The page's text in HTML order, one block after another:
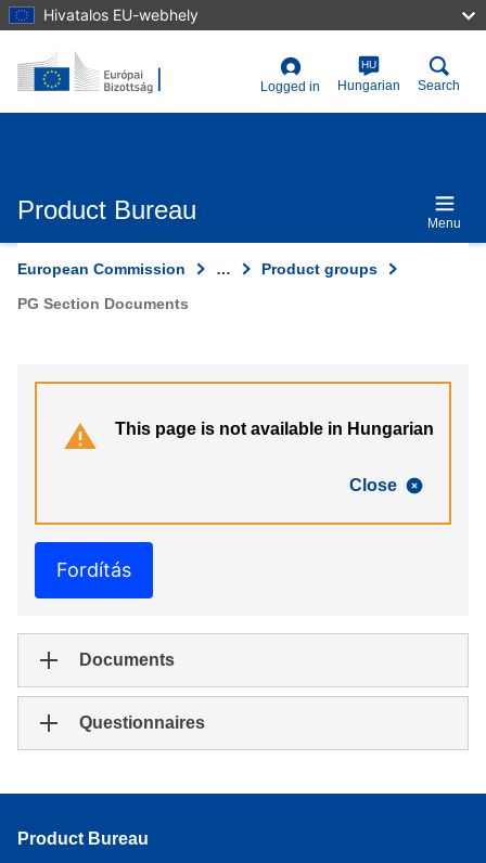
Skip
to
content
Hivatalos EU-webhely
User
account
Logged in
HU
Hungarian Search
Product Bureau Menu
European Commission …
Product groups
PG Section Documents
Close
This page is not available in Hungarian
Fordítás
Documents
Questionnaires
Product Bureau